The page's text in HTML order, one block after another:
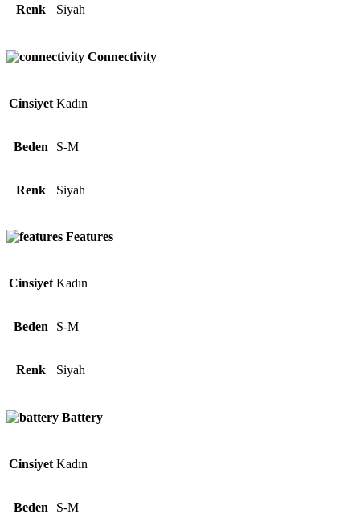
Renk Siyah
Connectivity
Cinsiyet Kadın
Beden S-M
Renk Siyah
Features
Cinsiyet Kadın
Beden S-M
Renk Siyah
Battery
Cinsiyet Kadın
Beden S-M